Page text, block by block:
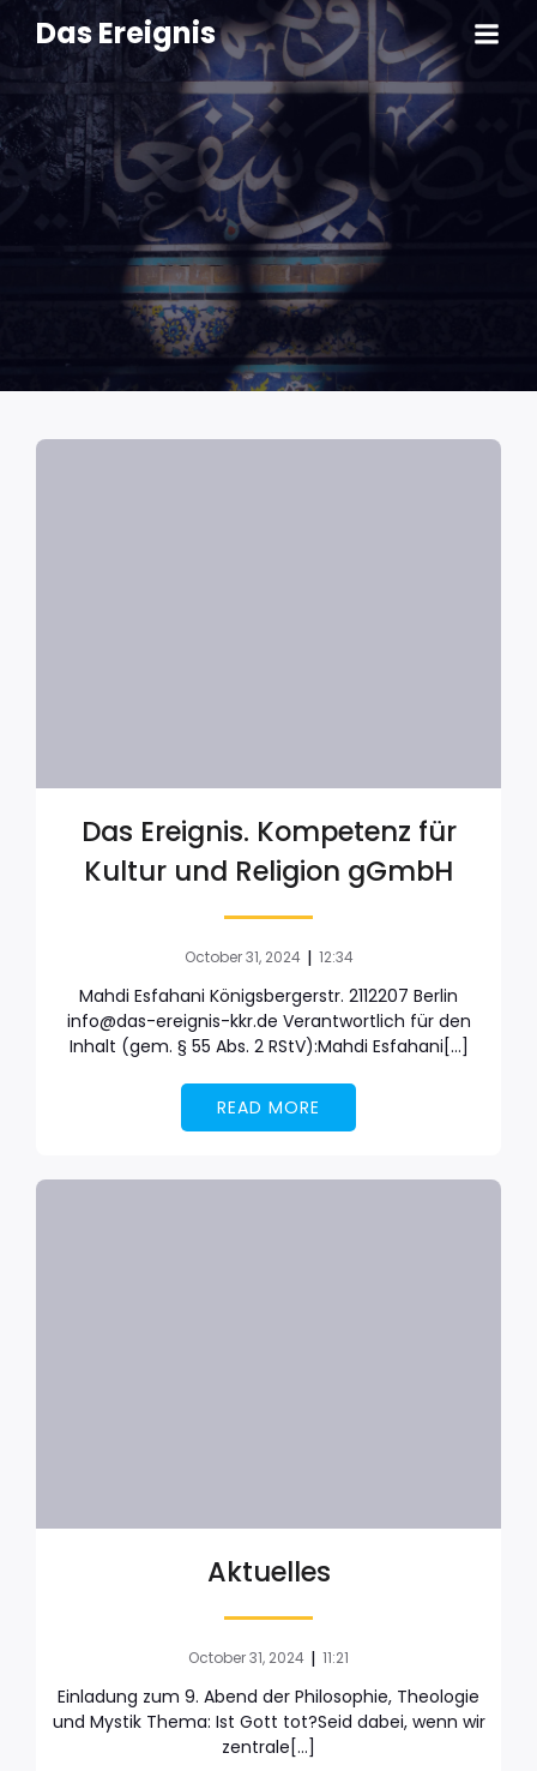
Das Ereignis
Das Ereignis. Kompetenz für
Kultur und Religion gGmbH
October 31, 2024 | 12:34
Mahdi Esfahani Königsbergerstr. 2112207 Berlin
info@das-ereignis-kkr.de Verantwortlich für den
Inhalt (gem. § 55 Abs. 2 RStV):Mahdi Esfahani[…]
READ MORE
Aktuelles
October 31, 2024 | 11:21
Einladung zum 9. Abend der Philosophie, Theologie
und Mystik Thema: Ist Gott tot?Seid dabei, wenn wir
zentrale[…]